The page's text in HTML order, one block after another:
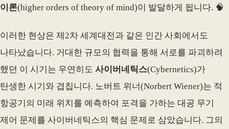
이론(higher orders of theory of mind)이 발달하게 됩니다. 🧠
이러한 현상은 제2차 세계대전과 같은 인간 사회에서도
나타났습니다. 거대한 규모의 협력을 통해 서로를 파괴하려
했던 이 시기는 우연히도 사이버네틱스(Cybernetics)가
탄생한 시기와 겹칩니다. 노버트 위너(Norbert Wiener)는 적
항공기의 미래 위치를 예측하여 포격을 가하는 대공 무기
제어 문제를 사이버네틱스의 핵심 문제로 삼았습니다. 그의